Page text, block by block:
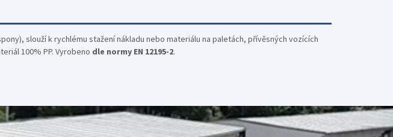
slouží k rychlému stažení nákladu nebo materiálu na paletách, přívěsných vozících
100% PP. Vyrobeno dle normy EN 12195-2.